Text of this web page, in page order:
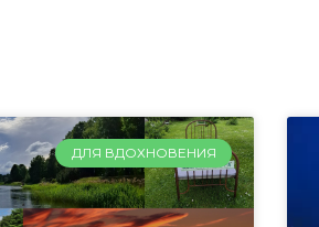
ДЛЯ ВДОХНОВЕНИЯ